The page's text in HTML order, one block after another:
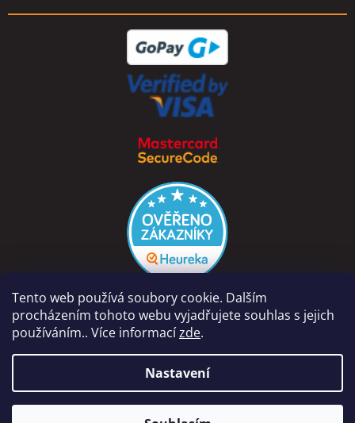
Tento web používá soubory cookie. Dalším
procházením tohoto webu vyjadřujete souhlas s jejich
používáním.. Více informacízde.
Nastavení
Naše prodejna na adrese Dolní Vinice 454, 277 41 Kly je otevřena
Copyright 2026PÁRA Z NAVIJÁKU - Ondřej Rutkowski.